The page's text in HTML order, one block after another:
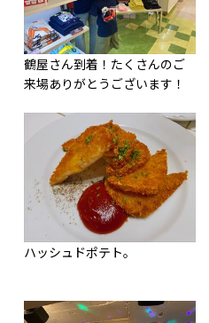
鶴屋さん到着！たくさんのご
来場ありがとうございます！
ハッシュドポテト。